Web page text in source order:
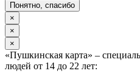
Понятно, спасибо
×
×
×
«Пушкинская карта» –
людей от 14 до 22 лет: